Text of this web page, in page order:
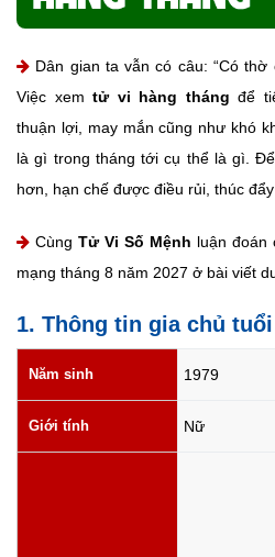
Dân gian ta vẫn có câu: “Có thờ
Việc xemtử vi hàng tháng để
thuận lợi, may mắn cũng như khó
là gì trong tháng tới cụ thể là gì.
hơn, hạn chế được điều rủi, thúc
Cùng Tử Vi Số Mệnh luận đoán
mạng tháng 8 năm 2027 ở bài viết
1. Thông tin gia chủ
Năm sinh 1979
Giới tính Nữ